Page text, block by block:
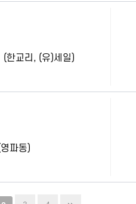
한교리, (유)세일)
파동)